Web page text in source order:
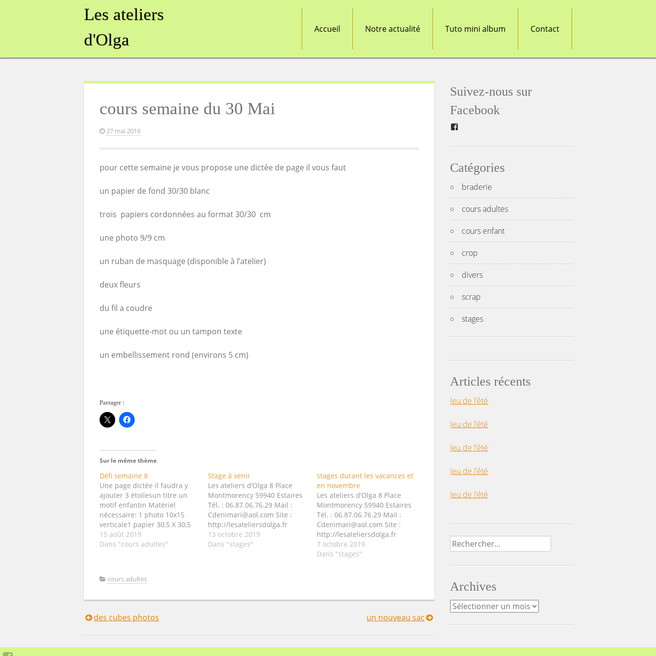
Les ateliers
d'Olga
Accueil Notre actualité Tuto mini album Contact
cours semaine du 30 Mai
27 mai 2016
pour cette semaine je vous propose une dictée de page il vous faut
un papier de fond 30/30 blanc
trois papiers cordonnées au format 30/30 cm
une photo 9/9 cm
un ruban de masquage (disponible à l’atelier)
deux fleurs
du fil a coudre
une étiquette-mot ou un tampon texte
un embellissement rond (environs 5 cm)
Partager :
Sur le même thème
Défi semaine 8
Une page dictée il faudra y
ajouter 3 étoilesun titre un
motif enfantin Matériel
nécessaire: 1 photo 10x15
verticale1 papier 30,5 X 30,5
cm pour le fond 1 papier unis
de 16X17 cm pour mater la
feuillages, brads, découpes
15 août 2019
Dans "cours adultes"
Stage à venir
Les ateliers d’Olga 8 Place
Montmorency 59940 Estaires
Tél. : 06.87.06.76.29 Mail :
Cdenimari@aol.com Site :
http://lesateliersdolga.fr
cours de scrapbooking les
lundi mardi, mercredi et
13 octobre 2019
Dans "stages"
stages durant les vacances et
en novembre
Les ateliers d’Olga 8 Place
Montmorency 59940 Estaires
Tél. : 06.87.06.76.29 Mail :
Cdenimari@aol.com Site :
http://lesateliersdolga.fr
cours de scrapbooking les
lundi mardi, mercredi et
7 octobre 2019
Dans "stages"
cours adultes
Navigation
de
des cubes photos un nouveau sac
Suivez-nous sur
Facebook
Catégories
braderie
cours adultes
cours enfant
crop
divers
scrap
stages
Articles récents
Jeu de l’été
Jeu de l’été
Jeu de l’été
Jeu de l’été
Jeu de l’été
Rechercher :
Archives
Archives